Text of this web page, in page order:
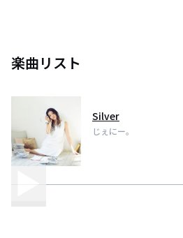
楽曲リスト
Silver
じぇにー。